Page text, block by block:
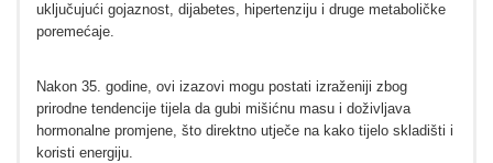
uključujući gojaznost, dijabetes, hipertenziju i druge metaboličke
poremećaje.
Nakon 35. godine, ovi izazovi mogu postati izraženiji zbog
prirodne tendencije tijela da gubi mišićnu masu i doživljava
hormonalne promjene, što direktno utječe na kako tijelo skladišti i
koristi energiju.